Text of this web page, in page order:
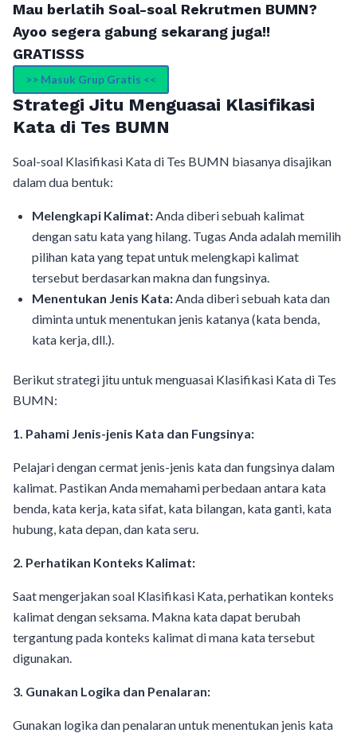
Mau berlatih Soal-soal Rekrutmen BUMN?
Ayoo segera gabung sekarang juga!!
GRATISSS
>> Masuk Grup Gratis <<
Strategi Jitu Menguasai Klasifikasi
Kata di Tes BUMN
Soal-soal Klasifikasi Kata di Tes BUMN biasanya disajikan
dalam dua bentuk:
Melengkapi Kalimat: Anda diberi sebuah kalimat
dengan satu kata yang hilang. Tugas Anda adalah memilih
pilihan kata yang tepat untuk melengkapi kalimat
tersebut berdasarkan makna dan fungsinya.
Menentukan Jenis Kata: Anda diberi sebuah kata dan
diminta untuk menentukan jenis katanya (kata benda,
kata kerja, dll.).
Berikut strategi jitu untuk menguasai Klasifikasi Kata di Tes
BUMN:
1. Pahami Jenis-jenis Kata dan Fungsinya:
Pelajari dengan cermat jenis-jenis kata dan fungsinya dalam
kalimat. Pastikan Anda memahami perbedaan antara kata
benda, kata kerja, kata sifat, kata bilangan, kata ganti, kata
hubung, kata depan, dan kata seru.
2. Perhatikan Konteks Kalimat:
Saat mengerjakan soal Klasifikasi Kata, perhatikan konteks
kalimat dengan seksama. Makna kata dapat berubah
tergantung pada konteks kalimat di mana kata tersebut
digunakan.
3. Gunakan Logika dan Penalaran:
Gunakan logika dan penalaran untuk menentukan jenis kata